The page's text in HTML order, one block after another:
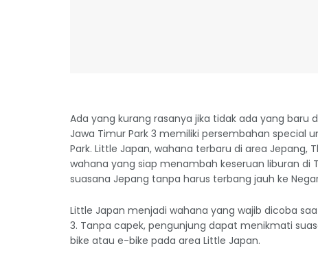
Ada yang kurang rasanya jika tidak ada yang baru
Jawa Timur Park 3 memiliki persembahan special
Park. Little Japan, wahana terbaru di area Jepang,
wahana yang siap menambah keseruan liburan di
suasana Jepang tanpa harus terbang jauh ke
Little Japan menjadi wahana yang wajib dicoba
3. Tanpa capek, pengunjung dapat menikmati
bike atau e-bike pada area Little Japan.